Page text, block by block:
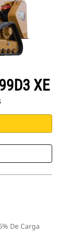
XE
De Carga